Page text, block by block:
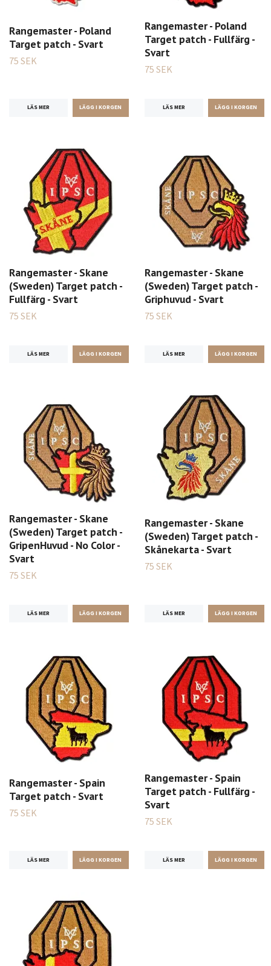
Rangemaster - Poland
Target patch - Svart
75 SEK
LÄS MER
Rangemaster - Poland
Target patch - Fullfärg -
Svart
75 SEK
LÄS MER
Rangemaster - Skane
(Sweden) Target patch -
Fullfärg - Svart
75 SEK
LÄS MER
Rangemaster - Skane
(Sweden) Target patch -
Griphuvud - Svart
75 SEK
LÄS MER
Rangemaster - Skane
(Sweden) Target patch -
GripenHuvud - No Color -
Svart
75 SEK
LÄS MER
Rangemaster - Skane
(Sweden) Target patch -
Skånekarta - Svart
75 SEK
LÄS MER
Rangemaster - Spain
Target patch - Svart
75 SEK
LÄS MER
Rangemaster - Spain
Target patch - Fullfärg -
Svart
75 SEK
LÄS MER